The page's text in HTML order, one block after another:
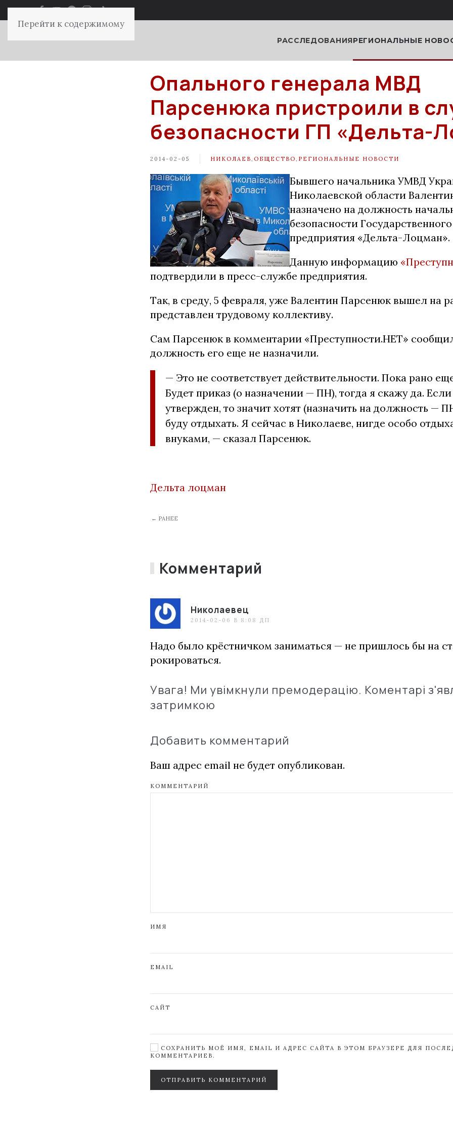
Перейти к содержимому
РАССЛЕДОВАНИЯРЕГИОНАЛЬНЫЕ
Опального генерала МВД
Парсенюка пристроили в
безопасности ГП «Дельта-
2014-02-05 НИКОЛАЕВ ОБЩЕСТВО РЕГИОНАЛЬНЫЕ НОВОСТИ
Бывшего начальника УМВД
Николаевской области
назначено на должность
безопасности Государственного
предприятия «Дельта-Лоцман».
Данную информацию
подтвердили в пресс-службе предприятия.
Так, в среду, 5 февраля, уже Валентин Парсенюк вышел на
представлен трудовому коллективу.
Сам Парсенюк в комментарии «Преступности.НЕТ»
должность его еще не назначили.
— Это не соответствует действительности. Пока рано
Будет приказ (о назначении — ПН), тогда я скажу да.
утвержден, то значит хотят (назначить на должность —
буду отдыхать. Я сейчас в Николаеве, нигде особо
внуками, — сказал Парсенюк.
Дельта лоцман
← РАНЕЕ
Комментарий
Николаевец
2014-02-06 В 8:08 ДП
Надо было крёстничком заниматься — не пришлось бы на
рокироваться.
Увага! Ми увімкнули премодерацію. Коментарі
затримкою
Добавить комментарий
Ваш адрес email не будет опубликован.
КОММЕНТАРИЙ
ИМЯ
EMAIL
САЙТ
СОХРАНИТЬ МОЁ ИМЯ, EMAIL И АДРЕС САЙТА В ЭТОМ БРАУЗЕРЕ ДЛЯ
КОММЕНТАРИЕВ.
ОТПРАВИТЬ КОММЕНТАРИЙ